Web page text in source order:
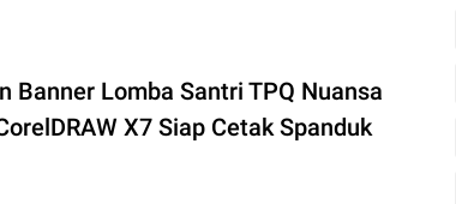
Banner Lomba Santri TPQ Nuansa
X7 Siap Cetak Spanduk